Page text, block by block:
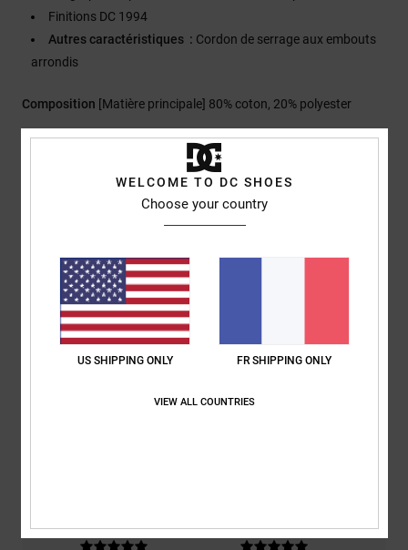
Finitions DC 1994
Autres caractéristiques : Cordon de serrage aux embouts
arrondis
Composition [Matière principale] 80% coton, 20% polyester
Traçabilité du produit (Loi Agec)
Livraison & Retours
Avis clients
Note moyenne
3.0/5
5.0
5.0
WELCOME TO DC SHOES
Choose your country
US SHIPPING ONLY FR SHIPPING ONLY
VIEW ALL COUNTRIES